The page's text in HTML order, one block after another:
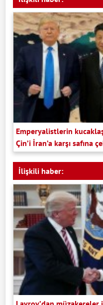
Emperyalistlerin
Çin’i İran’a karşı safına
İlişkili haber: